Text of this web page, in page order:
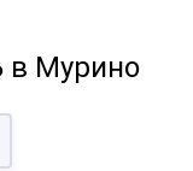
Мурино